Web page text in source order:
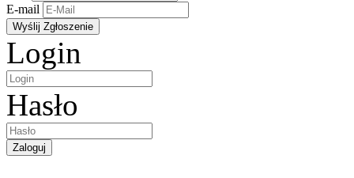
E-mail
Login
Hasło